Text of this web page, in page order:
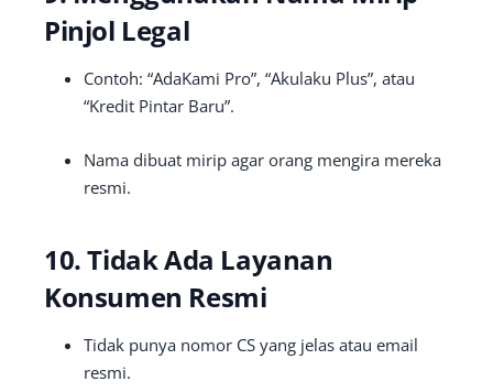
Pinjol Legal
Contoh: “AdaKami Pro”, “Akulaku Plus”, atau
“Kredit Pintar Baru”.
Nama dibuat mirip agar orang mengira mereka
resmi.
10. Tidak Ada Layanan
Konsumen Resmi
Tidak punya nomor CS yang jelas atau email
resmi.